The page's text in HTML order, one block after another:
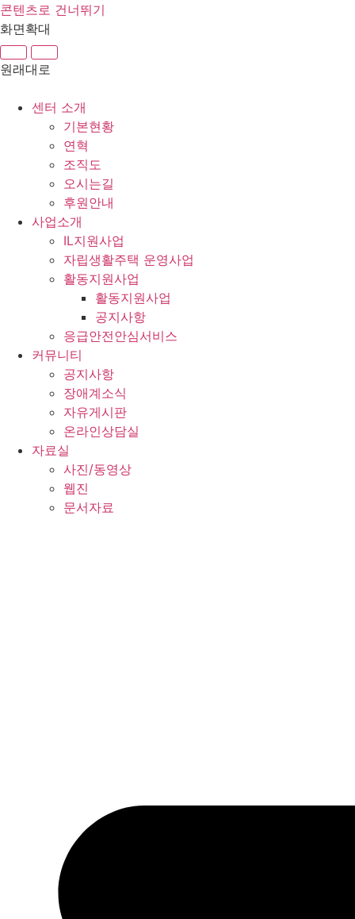
콘텐츠로 건너뛰기
화면확대
원래대로
센터 소개
기본현황
연혁
조직도
오시는길
후원안내
사업소개
IL지원사업
자립생활주택 운영사업
활동지원사업
활동지원사업
공지사항
응급안전안심서비스
커뮤니티
공지사항
장애계소식
자유게시판
온라인상담실
자료실
사진/동영상
웹진
문서자료